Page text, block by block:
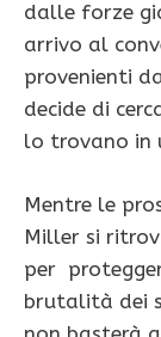
dalle forze
arrivo al
provenienti
decide di
lo trovano in
Mentre le
Miller si
per
brutalità dei